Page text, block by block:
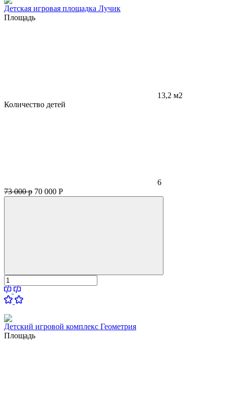
Детская игровая площадка Лучик
Площадь
13,2 м2
Количество детей
6
73 000 р 70 000 Р
Детский игровой комплекс Геометрия
Площадь